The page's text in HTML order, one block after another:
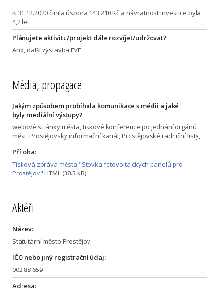
K 31.12.2020 činila úspora 143 210 Kč a návratnost investice byla
4,2 let
Plánujete aktivitu/projekt dále rozvíjet/udržovat?
Ano, další výstavba FVE
Média, propagace
Jakým způsobem probíhala komunikace s médii a jaké
byly mediální výstupy?
webové stránky města, tiskové konference po jednání orgánů
měst, Prostějovský informační kanál, Prostějovské radniční listy,
Příloha:
Tisková zpráva města "Stovka fotovoltaických panelů pro
Prostějov" HTML (38.3 kB)
Aktéři
Název:
Statutární město Prostějov
IČO nebo jiný registrační údaj:
002 88 659
Adresa: